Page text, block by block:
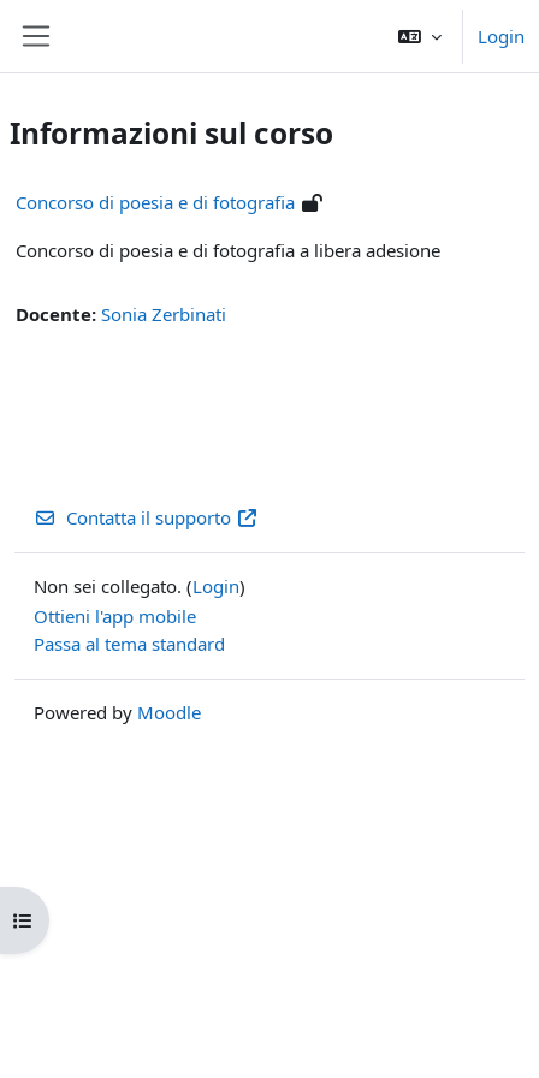
Login
Apri indice del corso
Informazioni sul corso
Concorso di poesia e di fotografia
Concorso di poesia e di fotografia a libera adesione
Docente: Sonia Zerbinati
Contatta il supporto
Non sei collegato. (Login)
Ottieni l'app mobile
Passa al tema standard
Powered by Moodle